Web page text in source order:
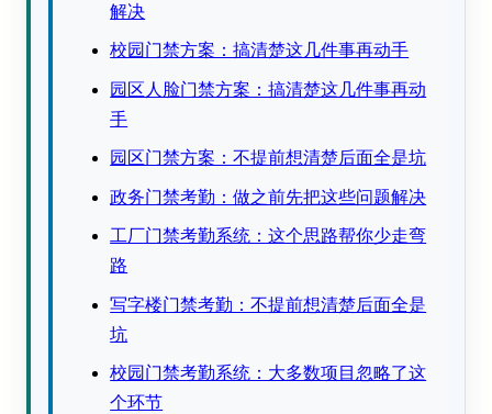
解决
校园门禁方案：搞清楚这几件事再动手
园区人脸门禁方案：搞清楚这几件事再动
手
园区门禁方案：不提前想清楚后面全是坑
政务门禁考勤：做之前先把这些问题解决
工厂门禁考勤系统：这个思路帮你少走弯
路
写字楼门禁考勤：不提前想清楚后面全是
坑
校园门禁考勤系统：大多数项目忽略了这
个环节